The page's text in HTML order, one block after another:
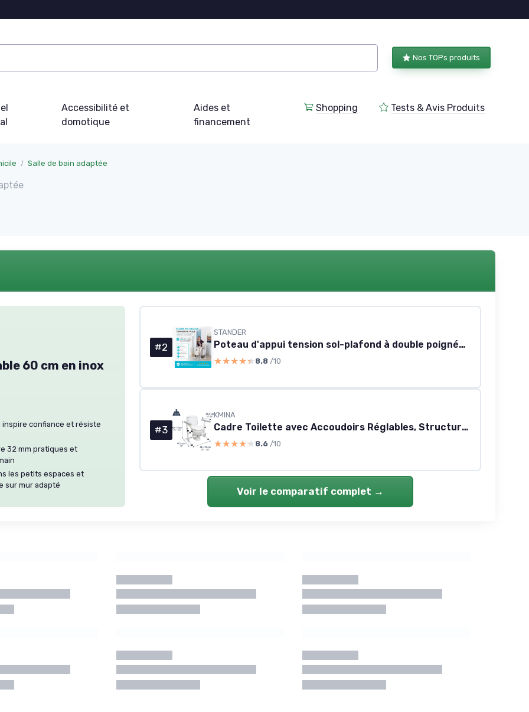
Nos TOPs produits
Accessibilité et
domotique
Aides et
financement
Shopping Tests & Avis Produits
Salle de bain adaptée
60 cm en inox
confiance et résiste
32 mm pratiques et
les petits espaces et
sur mur adapté
#2
STANDER
Poteau d'appui tension sol-plafond à double poignée (blanc)
★★★★★
★★★★★ 8.8 /10
#3
KMINA
Cadre Toilette avec Accoudoirs Réglables, Structure de Sécurité pour WC Handicapé, Barre d’Appui Latérale, Largeur et Hauteur Ajustables
★★★★★
★★★★★ 8.6 /10
Voir le comparatif complet →